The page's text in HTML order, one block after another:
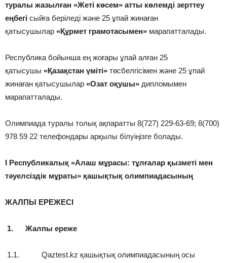
туралы жазылған «Жеті көсем» атты көлемді зерттеу
еңбегі сыйға беріледі және 25 ұпай жинаған
қатысушылар «Құрмет грамотасымен» марапатталады.
Республика бойынша ең жоғары ұпай алған 25
қатысушы «Қазақстан үміті» төсбелгісімен және 25 ұпай
жинаған қатысушылар «Озат оқушы» дипломымен
марапатталады.
Олимпиада туралы толық ақпаратты 8(727) 229-63-69; 8(700)
978 59 22 телефондары арқылы білуіңізге болады.
І Республикалық «Алаш мұрасы: тұлғалар қызметі мен
тәуелсіздік мұраты» қашықтық олимпиадасының
ЖАЛПЫ ЕРЕЖЕСІ
1. Жалпы ереже
1.1. Qaztest.kz қашықтық олимпиадасының осы